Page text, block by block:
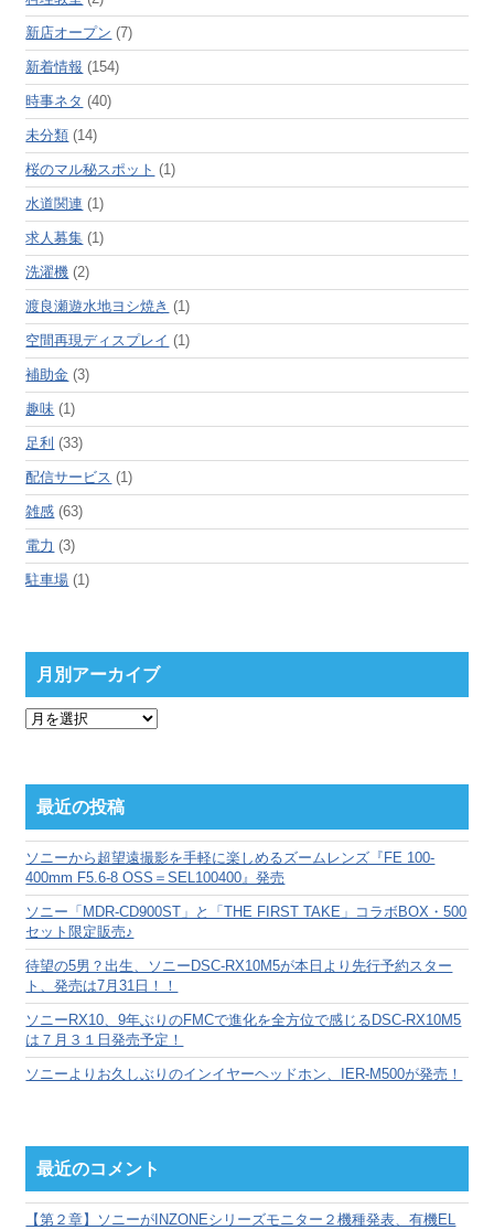
新店オープン (7)
新着情報 (154)
時事ネタ (40)
未分類 (14)
桜のマル秘スポット (1)
水道関連 (1)
求人募集 (1)
洗濯機 (2)
渡良瀬遊水地ヨシ焼き (1)
空間再現ディスプレイ (1)
補助金 (3)
趣味 (1)
足利 (33)
配信サービス (1)
雑感 (63)
電力 (3)
駐車場 (1)
月別アーカイブ
月
ー
カ
ブ
最近の投稿
ソニーから超望遠撮影を手軽に楽しめるズームレンズ『FE 100-
400mm F5.6-8 OSS＝SEL100400』発売
ソニー「MDR-CD900ST」と「THE FIRST TAKE」コラボBOX・500
セット限定販売♪
待望の5男？出生、ソニーDSC-RX10M5が本日より先行予約スター
ト、発売は7月31日！！
ソニーRX10、9年ぶりのFMCで進化を全方位で感じるDSC-RX10M5
は７月３１日発売予定！
ソニーよりお久しぶりのインイヤーヘッドホン、IER-M500が発売！
最近のコメント
【第２章】ソニーがINZONEシリーズモニター２機種発表、有機EL